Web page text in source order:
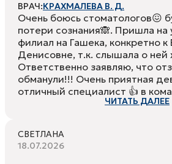
ВРАЧ:КРАХМАЛЕВА В. Д.
Очень боюсь стоматологов😖
потери сознания🙈. Пришла на
филиал на Гашека, конкретно к
Денисовне, т.к. слышала о
Ответственно заявляю, что
обманули!!! Очень приятная
отличный специалист 👍 в
ЧИТАТЬ ДАЛЕЕ
СВЕТЛАНА
18.07.2026